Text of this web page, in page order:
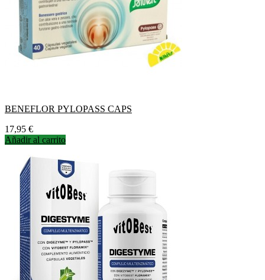
BENEFLOR PYLOPASS CAPS
Precio
17,95 €
Añadir al carrito